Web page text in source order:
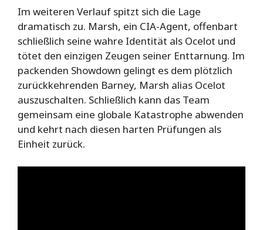
Im weiteren Verlauf spitzt sich die Lage
dramatisch zu. Marsh, ein CIA-Agent, offenbart
schließlich seine wahre Identität als Ocelot und
tötet den einzigen Zeugen seiner Enttarnung. Im
packenden Showdown gelingt es dem plötzlich
zurückkehrenden Barney, Marsh alias Ocelot
auszuschalten. Schließlich kann das Team
gemeinsam eine globale Katastrophe abwenden
und kehrt nach diesen harten Prüfungen als
Einheit zurück.